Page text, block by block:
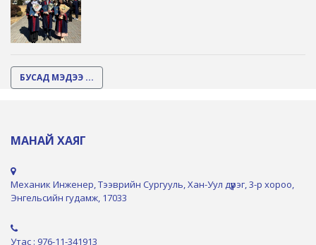
БУСАД МЭДЭЭ ...
МАНАЙ ХАЯГ
Механик Инженер, Тээврийн Сургууль, Хан-Уул дүүрэг, 3-р хороо,
Энгельсийн гудамж, 17033
Утас : 976-11-341913